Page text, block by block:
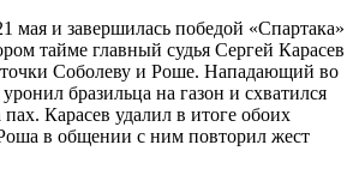
мая и завершилась победой «Спартака»
тайме главный судья Сергей Карасев
Соболеву и Роше. Нападающий во
бразильца на газон и схватился
Карасев удалил в итоге обоих
в общении с ним повторил жест